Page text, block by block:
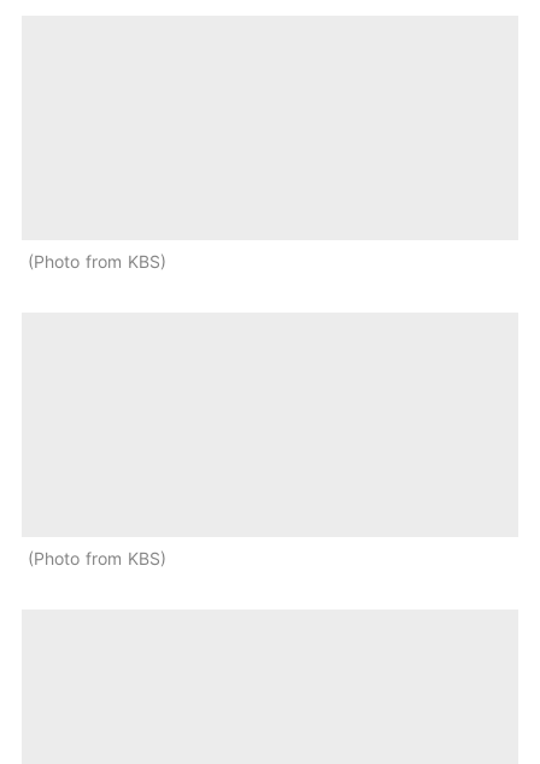
Photo from KBS
Photo from KBS